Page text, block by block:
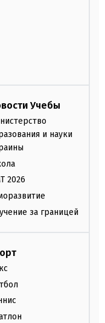
Учебы
и науки
2026
за границей